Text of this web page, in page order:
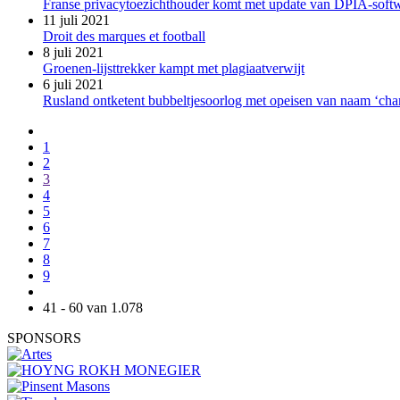
Franse privacytoezichthouder komt met update van DPIA-
11 juli 2021
Droit des marques et football
8 juli 2021
Groenen-lijsttrekker kampt met plagiaatverwijt
6 juli 2021
Rusland ontketent bubbeltjesoorlog met opeisen van naam
1
2
3
4
5
6
7
8
9
41 - 60 van 1.078
SPONSORS